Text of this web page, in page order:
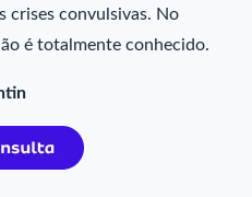
crises convulsivas. No
é totalmente conhecido.